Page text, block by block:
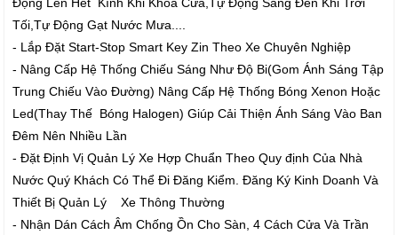
Động Lên Hết Kính Khi Khóa Cửa,Tự Động Sáng Đèn Khi Trời
Tối,Tự Động Gạt Nước Mưa....
- Lắp Đặt Start-Stop Smart Key Zin Theo Xe Chuyên Nghiệp
- Nâng Cấp Hệ Thống Chiếu Sáng Như Độ Bi(Gom Ánh Sáng Tập
Trung Chiếu Vào Đường) Nâng Cấp Hệ Thống Bóng Xenon Hoặc
Led(Thay Thế Bóng Halogen) Giúp Cải Thiện Ánh Sáng Vào Ban
Đêm Nên Nhiều Lần
- Đặt Định Vị Quản Lý Xe Hợp Chuẩn Theo Quy định Của Nhà
Nước Quý Khách Có Thể Đi Đăng Kiểm. Đăng Ký Kinh Doanh Và
Thiết Bị Quản Lý Xe Thông Thường
- Nhận Dán Cách Âm Chống Ồn Cho Sàn, 4 Cách Cửa Và Trần